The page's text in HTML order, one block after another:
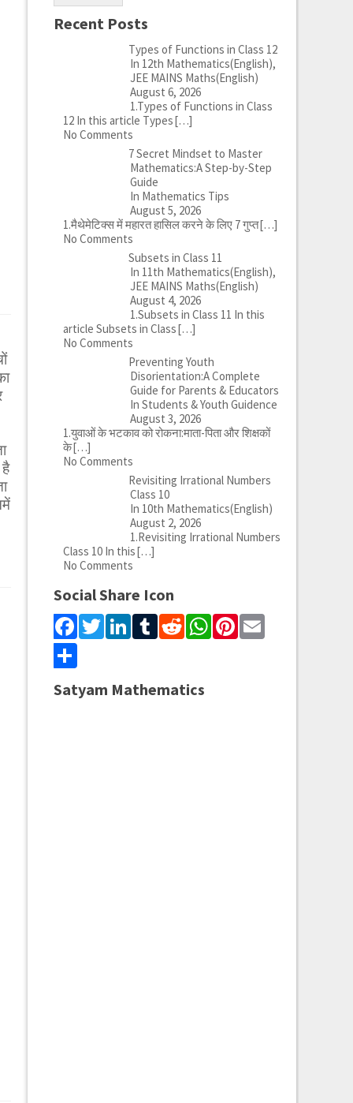
Recent Posts
Types of Functions in Class 12
In 12th Mathematics(English),
JEE MAINS Maths(English)
August 6, 2026
1.Types of Functions in Class
12 In this article Types[…]
No Comments
7 Secret Mindset to Master
Mathematics:A Step-by-Step
Guide
In Mathematics Tips
August 5, 2026
1.मैथेमेटिक्स में महारत हासिल करने के लिए 7 गुप्त[…]
No Comments
Subsets in Class 11
In 11th Mathematics(English),
JEE MAINS Maths(English)
August 4, 2026
1.Subsets in Class 11 In this
article Subsets in Class[…]
No Comments
Preventing Youth
Disorientation:A Complete
Guide for Parents & Educators
In Students & Youth Guidence
August 3, 2026
1.युवाओं के भटकाव को रोकना:माता-पिता और शिक्षकों
के[…]
No Comments
Revisiting Irrational Numbers
Class 10
In 10th Mathematics(English)
August 2, 2026
1.Revisiting Irrational Numbers
Class 10 In this[…]
No Comments
Social Share Icon
Facebook
Twitter
LinkedIn
Tumblr
Reddit
WhatsApp
Pinterest
Email
Share
Satyam Mathematics